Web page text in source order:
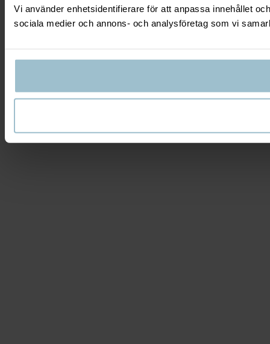
Vi använder enhetsidentifierare för att anpassa innehållet
sociala medier och annons- och analysföretag som vi